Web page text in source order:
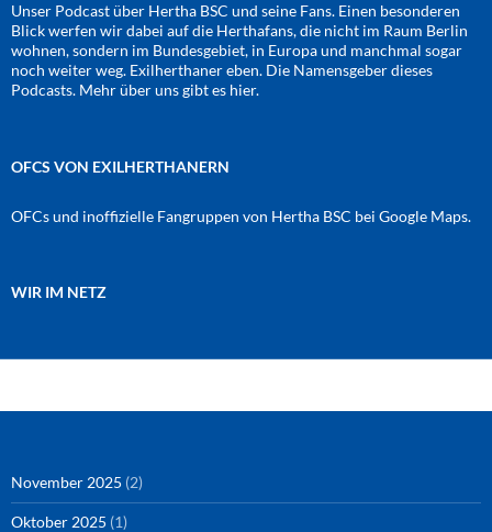
Unser Podcast über Hertha BSC und seine Fans. Einen besonderen
Blick werfen wir dabei auf die Herthafans, die nicht im Raum Berlin
wohnen, sondern im Bundesgebiet, in Europa und manchmal sogar
noch weiter weg. Exilherthaner eben. Die Namensgeber dieses
Podcasts. Mehr über uns gibt es hier.
OFCS VON EXILHERTHANERN
OFCs und inoffizielle Fangruppen von Hertha BSC bei Google Maps.
WIR IM NETZ
November 2025 (2)
Oktober 2025 (1)